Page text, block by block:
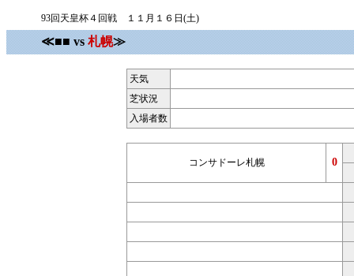
93回天皇杯４回戦 １１月１６日(土)
≪■■ vs札幌≫
天気
芝状況
入場者数
コンサドーレ札幌 0